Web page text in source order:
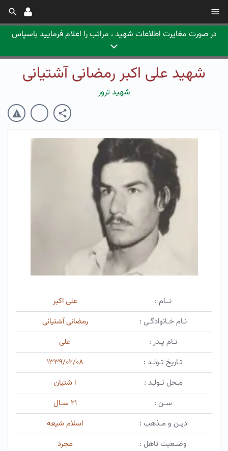
در صورت مغایرت اطلاعات شهید ، مراتب را اعلام فرمایید باسپاس
شهید علی اکبر رمضانی آشتیانی
شهید ترور
نــام :
علی اکبر
نـام خـانوادگـی :
رمضانی آشتیانی
نـام پـدر :
علی
تـاریخ تـولـد :
۱۳۳۹/۰۲/۰۸
مـحل تـولـد :
ا شتیان
سـن :
۲۱ سـال
دیـن و مـذهب :
اسلام شیعه
وضـعیت تاهل :
مجرد